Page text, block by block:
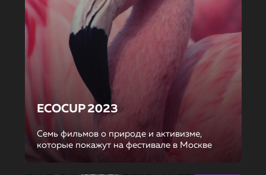
ECOCUP 2023
Семь фильмов о природе и активизме,
которые покажут на фестивале в Москве